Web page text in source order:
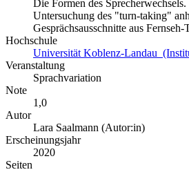
Die Formen des
Untersuchung des "turn-taking"
Gesprächsausschnitte aus Fernseh-
Hochschule
Universität Koblenz-Landau
Veranstaltung
Sprachvariation
Note
1,0
Autor
Lara Saalmann (Autor:in)
Erscheinungsjahr
2020
Seiten